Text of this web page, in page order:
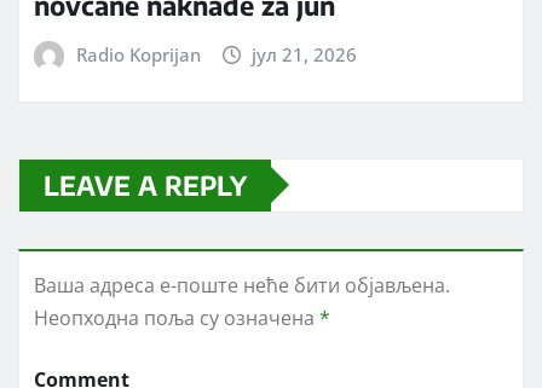
Radio Koprijan јул 21, 2026
LEAVE A REPLY
Ваша адреса е-поште неће бити објављена.
Неопходна поља су означена *
Comment